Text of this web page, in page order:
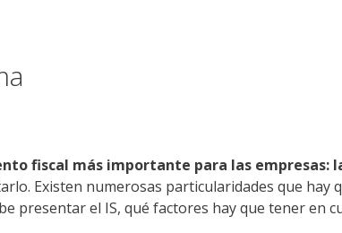
fiscal más importante para las empresas:
Existen numerosas particularidades que
presentar el IS, qué factores hay que tener en